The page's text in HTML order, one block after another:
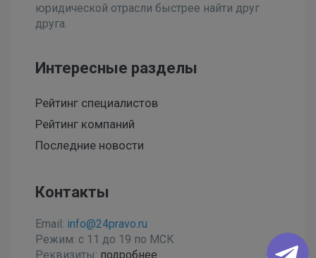
юридической отрасли быстрее найти друг
друга.
Интересные разделы
Рейтинг специалистов
Рейтинг компаний
Последние новости
Контакты
Email: info@24pravo.ru
Режим: с 11 до 19 по МСК
Реквизиты: подробнее